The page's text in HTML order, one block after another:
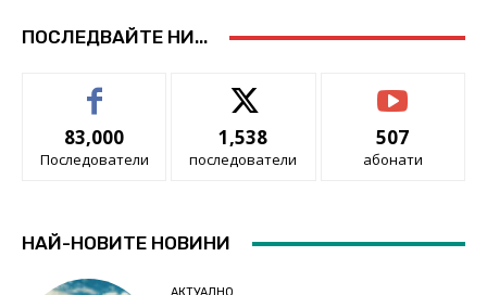
ПОСЛЕДВАЙТЕ НИ...
83,000
Последователи
1,538
последователи
507
абонати
НАЙ-НОВИТЕ НОВИНИ